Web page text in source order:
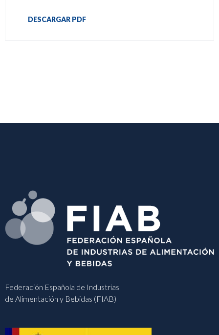
DESCARGAR PDF
Federación Española de Industrias
de Alimentación y Bebidas (FIAB)